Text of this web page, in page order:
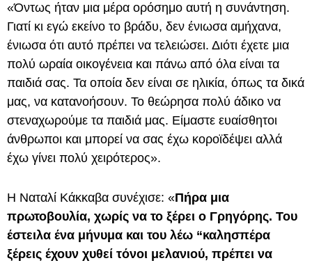
«Όντως ήταν μια μέρα ορόσημο αυτή η συνάντηση.
Γιατί κι εγώ εκείνο το βράδυ, δεν ένιωσα αμήχανα,
ένιωσα ότι αυτό πρέπει να τελειώσει. Διότι έχετε μια
πολύ ωραία οικογένεια και πάνω από όλα είναι τα
παιδιά σας. Τα οποία δεν είναι σε ηλικία, όπως τα δικά
μας, να κατανοήσουν. Το θεώρησα πολύ άδικο να
στεναχωρούμε τα παιδιά μας. Είμαστε ευαίσθητοι
άνθρωποι και μπορεί να σας έχω κοροϊδέψει αλλά
έχω γίνει πολύ χειρότερος».
Η Ναταλί Κάκκαβα συνέχισε: «Πήρα μια
πρωτοβουλία, χωρίς να το ξέρει ο Γρηγόρης. Του
έστειλα ένα μήνυμα και του λέω “καλησπέρα
ξέρεις έχουν χυθεί τόνοι μελανιού, πρέπει να